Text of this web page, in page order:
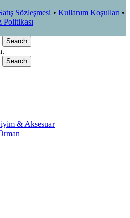
Sözleşmesi • Kullanım Koşulları •
Politikası
Search
Search
& Aksesuar